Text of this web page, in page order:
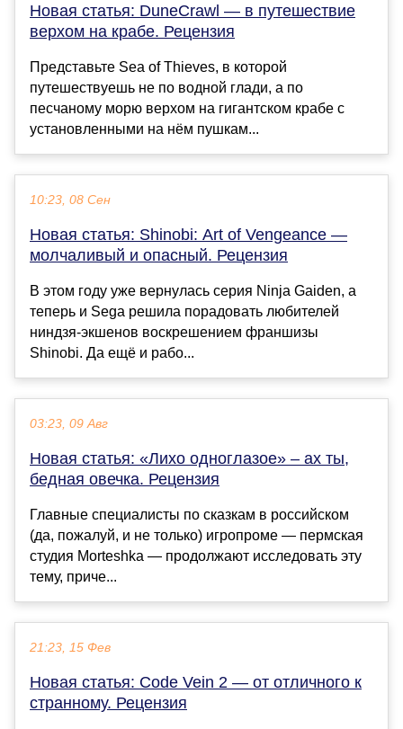
Новая статья: DuneCrawl — в путешествие
верхом на крабе. Рецензия
Представьте Sea of Thieves, в которой
путешествуешь не по водной глади, а по
песчаному морю верхом на гигантском крабе с
установленными на нём пушкам...
10:23, 08 Сен
Новая статья: Shinobi: Art of Vengeance —
молчаливый и опасный. Рецензия
В этом году уже вернулась серия Ninja Gaiden, а
теперь и Sega решила порадовать любителей
ниндзя-экшенов воскрешением франшизы
Shinobi. Да ещё и рабо...
03:23, 09 Авг
Новая статья: «Лихо одноглазое» – ах ты,
бедная овечка. Рецензия
Главные специалисты по сказкам в российском
(да, пожалуй, и не только) игропроме — пермская
студия Morteshka — продолжают исследовать эту
тему, приче...
21:23, 15 Фев
Новая статья: Code Vein 2 — от отличного к
странному. Рецензия